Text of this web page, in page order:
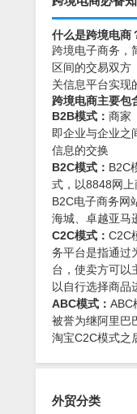
什么是跨境电商
跨境电子商务，
区间的交易双方
关信息平台实现
跨境电商主要包
B2B模式： 商家
即企业与企业之
信息的交换
B2C模式： B2C
式，以8848网
B2C电子商务网
海城、卓越亚马
C2C模式： C2C
务平台是指通过
台，使卖方可以
以自行选择商品
ABC模式： ABC
被誉为继阿里巴
淘宝C2C模式之
外贸分类